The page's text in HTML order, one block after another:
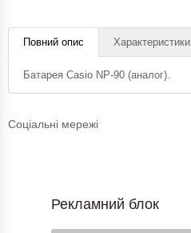
Повний опис Характеристики
Батарея Casio NP-90 (аналог).
Соціальні мережі
Рекламний блок